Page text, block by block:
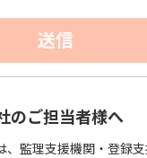
する際は、本人に明示、
用目的の範囲内に限定し
用を行なわないための措
が同意を与えた利用目的
を行います。
送信
のご担当者様へ
、監理支援機関・登録